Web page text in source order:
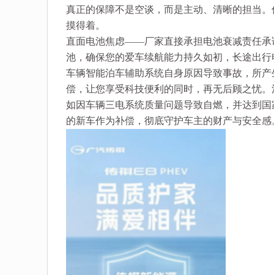
真正的保障不是空谈，而是主动、清晰的担当
摸得着。
直面电池焦虑——厂家直接承担电池衰减责任承
池，确保您的爱车续航能力持久如初，长途出
车辆智能泊车辅助系统自身原因导致事故，所
偿，让您享受科技便利的同时，再无后顾之忧
如因车辆三电系统质量问题导致自燃，并达到
的新车作为补偿，彻底守护车主的财产与安全感